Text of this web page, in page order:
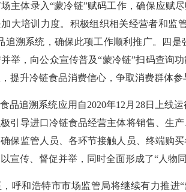
主体录入“蒙冷链”赋码工作，确保应赋
大培训力度。积极组织相关经营者和监
追溯系统，确保此项工作顺利推广。四
举，向公众宣传普及“蒙冷链”扫码查询
提升冷链食品消费信心，争取消费群体参
品追溯系统应用自2020年12月28日上线
引导进口冷链食品经营主体将销售、生
保监管人员、各环节接触人员、终端购
宣传、督促并举，同时全面形成了“人物
呼和浩特市市场监管局将继续有力推进